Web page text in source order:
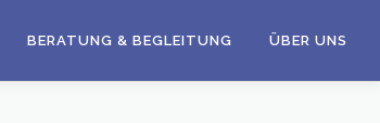
BERATUNG & BEGLEITUNG ÜBER UNS